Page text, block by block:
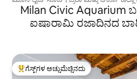
Milan Civic Aquarium
ಐಷಾರಾಮಿ ರಜಾದಿನದ
ಗೆಸ್ಟ್‌ಗಳಿಗೆ ಅತಿ ಹೆಚ್ಚು ಅಚ್ಚುಮೆಚ್ಚಿನದು
ಗೆಸ್ಟ್‌ಗಳ ಅಚ್ಚುಮೆಚ್ಚಿನದು